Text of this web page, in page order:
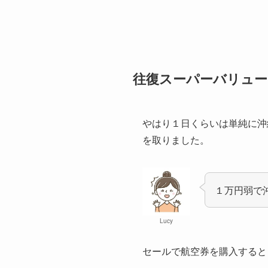
往復スーパーバリュー
やはり１日くらいは単純に
を取りました。
Lucy
１万円弱で
セールで航空券を購入する